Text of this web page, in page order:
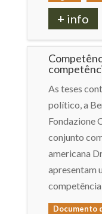
+ info
As teses
político, a
Fondazione
conjunto
americana
apresentam
Documento